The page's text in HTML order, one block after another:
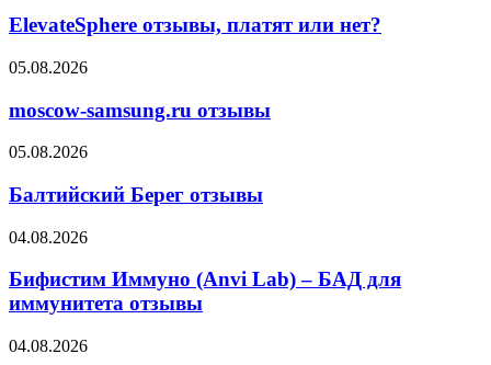
платят
или
нет?
ElevateSphere отзывы, платят или нет?
moscow-
отзывы
05.08.2026
moscow-samsung.ru отзывы
Балтийский
отзывы
05.08.2026
Балтийский Берег отзывы
Бифистим
(Anvi
Lab)
–
для
04.08.2026
Бифистим Иммуно (Anvi Lab) – БАД для
иммунитета отзывы
Компания
04.08.2026